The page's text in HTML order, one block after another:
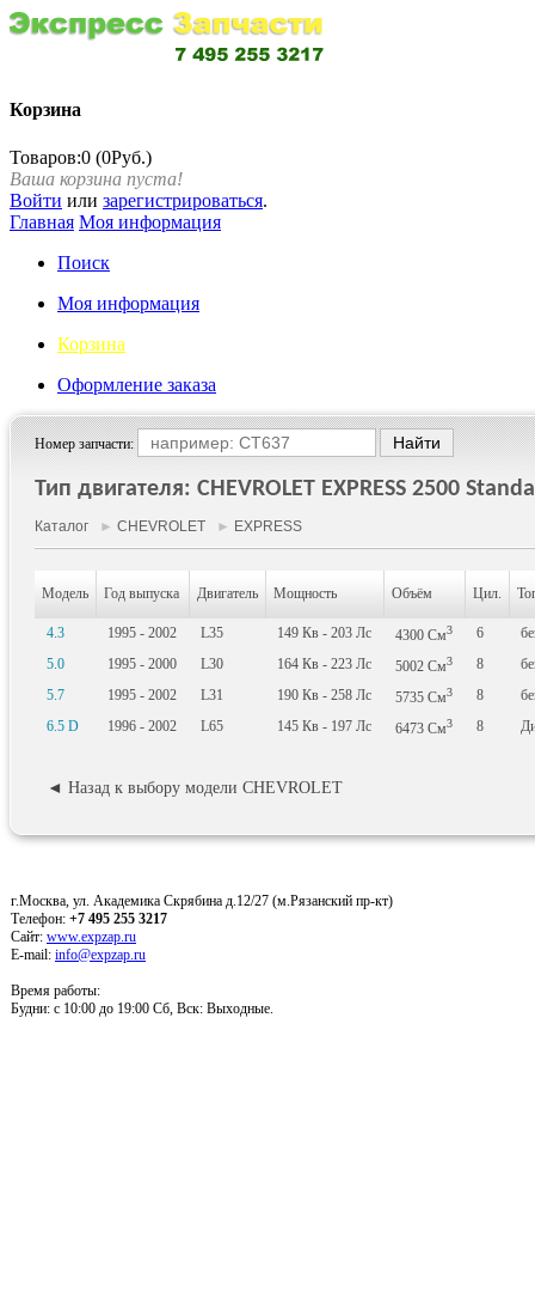
Корзина
Товаров:0 (0Руб.)
Ваша корзина пуста!
Войти или зарегистрироваться.
Главная Моя информация
Поиск
Моя информация
Корзина
Оформление заказа
Номер запчасти:
Тип двигателя: CHEVROLET EXPRESS 2500
Каталог ► CHEVROLET ► EXPRESS
Модель Год выпуска Двигатель Мощность Объём Цил.
4.3 1995 - 2002 L35 149 Кв - 203 Лс 4300 См3 6
5.0
1995 - 2000 L30 164 Кв - 223 Лс 5002 См3 8
5.7
1995 - 2002 L31 190 Кв - 258 Лс 5735 См3 8
6.5 D
1996 - 2002 L65 145 Кв - 197 Лс 6473 См3 8
◄ Назад к выбору модели CHEVROLET
г.Москва, ул. Академика Скрябина д.12/27 (м.Рязанский пр-кт)
Телефон: +7 495 255 3217
Сайт: www.expzap.ru
E-mail: info@expzap.ru
Время работы:
Будни: c 10:00 до 19:00 Сб, Вск: Выходные.